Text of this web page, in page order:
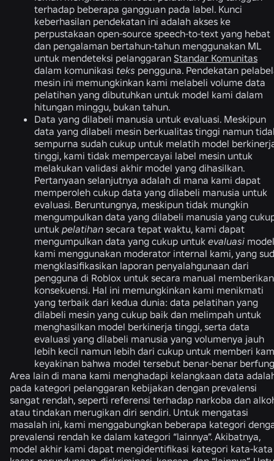
terhadap beberapa gangguan pada label. Kunci
keberhasilan pendekatan ini adalah akses ke
perpustakaan open-source speech-to-text yang hebat
dan pengalaman bertahun-tahun menggunakan ML
untuk mendeteksi pelanggaran Standar Komunitas
dalam komunikasi teks pengguna. Pendekatan
mesin ini memungkinkan kami melabeli volume data
pelatihan yang dibutuhkan untuk model kami dalam
hitungan minggu, bukan tahun.
Data yang dilabeli manusia untuk evaluasi. Meskipun
data yang dilabeli mesin berkualitas tinggi namun
sempurna sudah cukup untuk melatih model
tinggi, kami tidak mempercayai label mesin untuk
melakukan validasi akhir model yang dihasilkan.
Pertanyaan selanjutnya adalah di mana kami dapat
memperoleh cukup data yang dilabeli manusia untuk
evaluasi. Beruntungnya, meskipun tidak mungkin
mengumpulkan data yang dilabeli manusia yang
untuk pelatihan secara tepat waktu, kami dapat
mengumpulkan data yang cukup untuk evaluasi model
kami menggunakan moderator internal kami, yang
mengklasifikasikan laporan penyalahgunaan dari
pengguna di Roblox untuk secara manual memberikan
konsekuensi. Hal ini memungkinkan kami menikmati
yang terbaik dari kedua dunia: data pelatihan yang
dilabeli mesin yang cukup baik dan melimpah untuk
menghasilkan model berkinerja tinggi, serta data
evaluasi yang dilabeli manusia yang volumenya jauh
lebih kecil namun lebih dari cukup untuk memberi
keyakinan bahwa model tersebut benar-benar
Area lain di mana kami menghadapi kelangkaan data
pada kategori pelanggaran kebijakan dengan prevalensi
sangat rendah, seperti referensi terhadap narkoba dan
atau tindakan merugikan diri sendiri. Untuk mengatasi
masalah ini, kami menggabungkan beberapa kategori
prevalensi rendah ke dalam kategori “lainnya”. Akibatnya,
model akhir kami dapat mengidentifikasi kategori kata-kata